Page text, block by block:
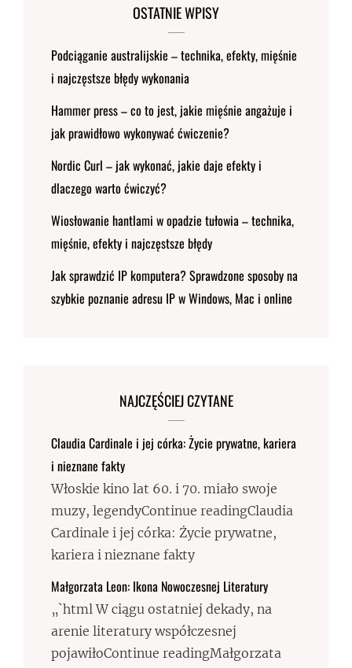
OSTATNIE WPISY
Podciąganie australijskie – technika, efekty, mięśnie
i najczęstsze błędy wykonania
Hammer press – co to jest, jakie mięśnie angażuje i
jak prawidłowo wykonywać ćwiczenie?
Nordic Curl – jak wykonać, jakie daje efekty i
dlaczego warto ćwiczyć?
Wiosłowanie hantlami w opadzie tułowia – technika,
mięśnie, efekty i najczęstsze błędy
Jak sprawdzić IP komputera? Sprawdzone sposoby na
szybkie poznanie adresu IP w Windows, Mac i online
NAJCZĘŚCIEJ CZYTANE
Claudia Cardinale i jej córka: Życie prywatne, kariera
i nieznane fakty
Włoskie kino lat 60. i 70. miało swoje
muzy, legendyContinue readingClaudia
Cardinale i jej córka: Życie prywatne,
kariera i nieznane fakty
Małgorzata Leon: Ikona Nowoczesnej Literatury
„`html W ciągu ostatniej dekady, na
arenie literatury współczesnej
pojawiłoContinue readingMałgorzata